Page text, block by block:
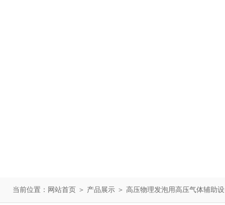
当前位置： 网站首页 ＞ 产品展示 ＞ 高压物理发泡用高压气体辅助